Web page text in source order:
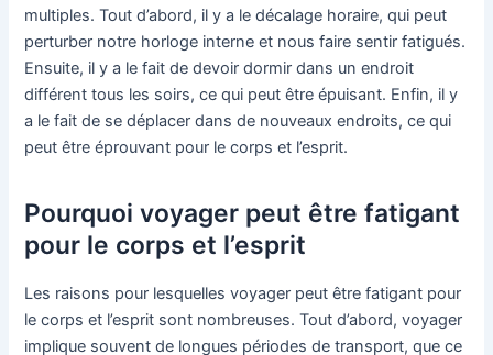
multiples. Tout d’abord, il y a le décalage horaire, qui peut
perturber notre horloge interne et nous faire sentir fatigués.
Ensuite, il y a le fait de devoir dormir dans un endroit
différent tous les soirs, ce qui peut être épuisant. Enfin, il y
a le fait de se déplacer dans de nouveaux endroits, ce qui
peut être éprouvant pour le corps et l’esprit.
Pourquoi voyager peut être fatigant
pour le corps et l’esprit
Les raisons pour lesquelles voyager peut être fatigant pour
le corps et l’esprit sont nombreuses. Tout d’abord, voyager
implique souvent de longues périodes de transport, que ce